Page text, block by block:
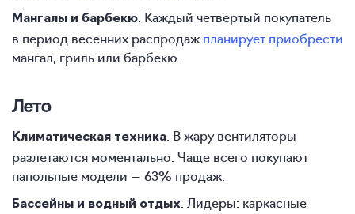
Мангалы и барбекю . Каждый четвертый покупатель
в период весенних распродаж планирует приобрести
мангал, гриль или барбекю.
Лето
Климатическая техника . В жару вентиляторы
разлетаются моментально. Чаще всего покупают
напольные модели — 63% продаж.
Бассейны и водный отдых
. Лидеры: каркасные